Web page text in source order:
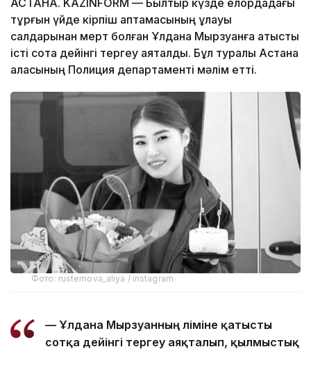
АСТАНА. KAZINFORM — Былтыр күзде елордадағы
тұрғын үйде кірпіш қаптамасының құлауы
салдарынан мерт болған Ұлдана Мырзуанға қатысты
істі сотқа дейінгі тергеу аяқталды. Бұл туралы Астана
қаласының Полиция департаменті мәлім етті.
Фото: rustemova_aliya / instagram
— Ұлдана Мырзуанның өліміне қатысты
сотқа дейінгі тергеу аяқталып, қылмыстық